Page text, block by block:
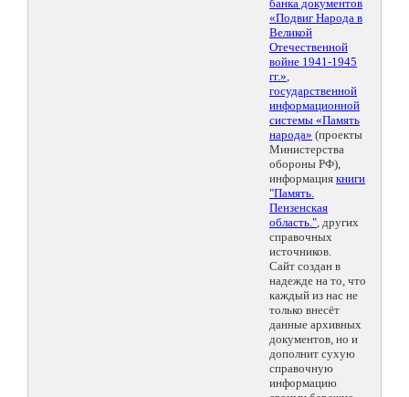
банка документов
«Подвиг Народа в
Великой
Отечественной
войне 1941-1945
гг.»,
государственной
информационной
системы «Память
народа» (проекты
Министерства
обороны РФ),
информация книги
"Память.
Пензенская
область.", других
справочных
источников.
Сайт создан в
надежде на то, что
каждый из нас не
только внесёт
данные архивных
документов, но и
дополнит сухую
справочную
информацию